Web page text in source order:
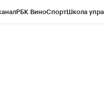
РБК ВиноСпортШкола